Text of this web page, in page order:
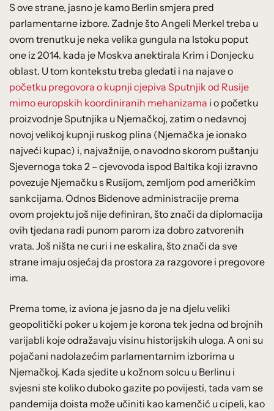
S ove strane, jasno je kamo Berlin smjera pred
parlamentarne izbore. Zadnje što Angeli Merkel treba u
ovom trenutku je neka velika gungula na Istoku poput
one iz 2014. kada je Moskva anektirala Krim i Donjecku
oblast. U tom kontekstu treba gledati i na najave o
početku pregovora o kupnji cjepiva Sputnjik od Rusije
mimo europskih koordiniranih mehanizama i o početku
proizvodnje Sputnjika u Njemačkoj, zatim o nedavnoj
novoj velikoj kupnji ruskog plina (Njemačka je ionako
najveći kupac) i, najvažnije, o navodno skorom puštanju
Sjevernoga toka 2 – cjevovoda ispod Baltika koji izravno
povezuje Njemačku s Rusijom, zemljom pod američkim
sankcijama. Odnos Bidenove administracije prema
ovom projektu još nije definiran, što znači da diplomacija
ovih tjedana radi punom parom iza dobro zatvorenih
vrata. Još ništa ne curi i ne eskalira, što znači da sve
strane imaju osjećaj da prostora za razgovore i pregovore
ima.
Prema tome, iz aviona je jasno da je na djelu veliki
geopolitički poker u kojem je korona tek jedna od brojnih
varijabli koje odražavaju visinu historijskih uloga. A oni su
pojačani nadolazećim parlamentarnim izborima u
Njemačkoj. Kada sjedite u kožnom solcu u Berlinu i
svjesni ste koliko duboko gazite po povijesti, tada vam se
pandemija doista može učiniti kao kamenčić u cipeli, kao